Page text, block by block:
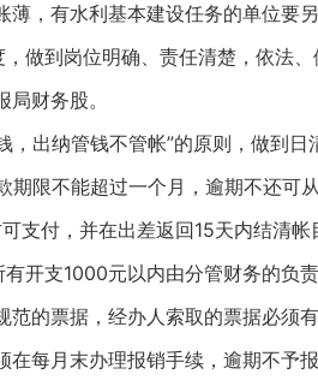
，有水利基本建设任务的单位要另
做到岗位明确、责任清楚，依法
财务股。
，出纳管钱不管帐”的原则，做到
限不能超过一个月，逾期不还
支付，并在出差返回15天内结清帐
开支1000元以内由分管财务的
的票据，经办人索取的票据必
每月末办理报销手续，逾期不予报